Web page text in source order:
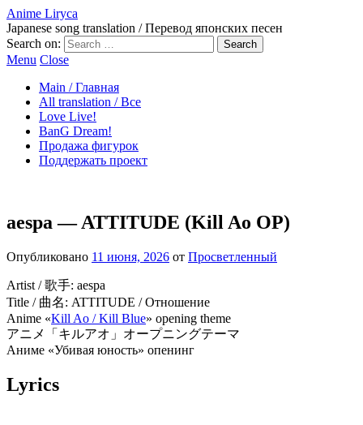
Anime Liryca
Japanese song translation / Перевод японских песен
Search on:
Menu Close
Main / Главная
All translation / Все
Love Live!
BanG Dream!
Продажа фигурок
Поддержать проект
aespa — ATTITUDE (Kill Ao OP)
Опубликовано 11 июня, 2026 от Просветленный
Artist / 歌手: aespa
Title / 曲名: ATTITUDE / Отношение
Anime «Kill Ao / Kill Blue» opening theme
アニメ「キルアオ」オープニングテーマ
Аниме «Убивая юность» опенинг
Lyrics